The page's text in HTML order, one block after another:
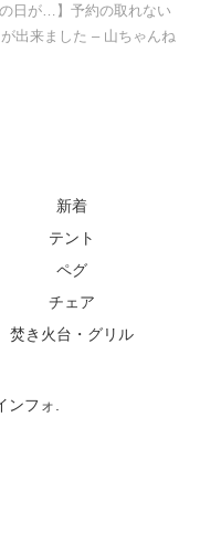
の日が…】予約の取れない
出来ました – 山ちゃんね
新着
テント
ペグ
チェア
焚き火台・グリル
ンフォ.